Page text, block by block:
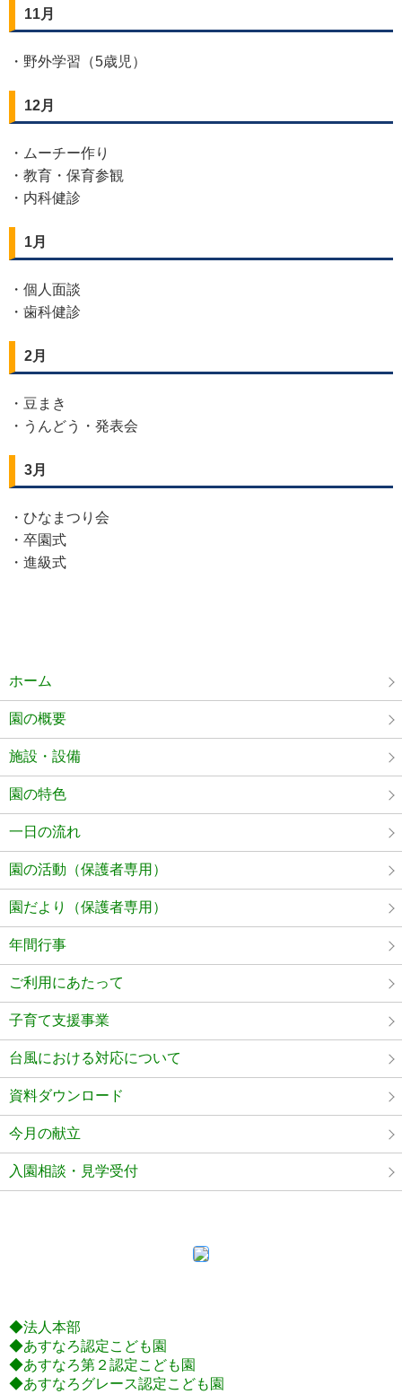
11月
・野外学習（5歳児）
12月
・ムーチー作り
・教育・保育参観
・内科健診
1月
・個人面談
・歯科健診
2月
・豆まき
・うんどう・発表会
3月
・ひなまつり会
・卒園式
・進級式
ホーム
園の概要
施設・設備
園の特色
一日の流れ
園の活動（保護者専用）
園だより（保護者専用）
年間行事
ご利用にあたって
子育て支援事業
台風における対応について
資料ダウンロード
今月の献立
入園相談・見学受付
◆法人本部
◆あすなろ認定こども園
◆あすなろ第２認定こども園
◆あすなろグレース認定こども園